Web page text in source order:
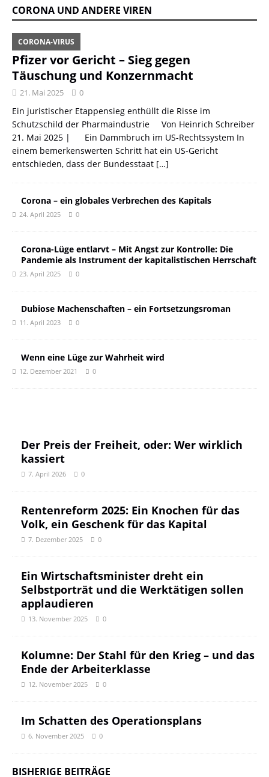
CORONA UND ANDERE VIREN
Pfizer vor Gericht – Sieg gegen
Täuschung und Konzernmacht
CORONA-VIRUS
21. Mai 2025 0
Ein juristischer Etappensieg enthüllt die Risse im
Schutzschild der Pharmaindustrie Von Heinrich Schreiber
21. Mai 2025 | Ein Dammbruch im US-Rechtssystem In
einem bemerkenswerten Schritt hat ein US-Gericht
entschieden, dass der Bundesstaat […]
Corona – ein globales Verbrechen des Kapitals
24. April 2025 0
Corona-Lüge entlarvt – Mit Angst zur Kontrolle: Die
Pandemie als Instrument der kapitalistischen Herrschaft
23. April 2025 0
Dubiose Machenschaften – ein Fortsetzungsroman
11. April 2023 0
Wenn eine Lüge zur Wahrheit wird
12. Dezember 2021 0
Der Preis der Freiheit, oder: Wer wirklich
kassiert
7. April 2026 0
Rentenreform 2025: Ein Knochen für das
Volk, ein Geschenk für das Kapital
7. Dezember 2025 0
Ein Wirtschaftsminister dreht ein
Selbstporträt und die Werktätigen sollen
applaudieren
13. November 2025 0
Kolumne: Der Stahl für den Krieg – und das
Ende der Arbeiterklasse
12. November 2025 0
Im Schatten des Operationsplans
6. November 2025 0
BISHERIGE BEITRÄGE